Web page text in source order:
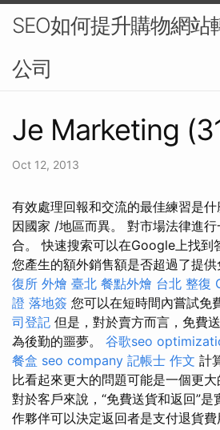
SEO如何提升購物網
公司
Je Marketing
Oct 12, 2013
有效處理回報和交流的最佳練習是
因國家 /地區而異。 對市場法律進
合。 快速搜索可以在Google上找到
您產生的額外銷售額是否超過了提供
復所 外燴 臺北 餐點外燴 台北 整復
證 落地簽 您可以在短時間內嘗試免
司登記 但是，對於賣方而言，免費
為後勤的噩夢。 谷歌seo
餐盒 seo company 記帳士 作文 計
比看起來更大的問題可能是一個更大
對於客戶來說，“免費送貨和返回”
作夥伴可以決定返回者是支付退貨